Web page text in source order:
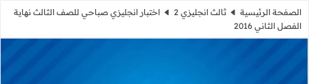
الصفحة الرئيسية ثالث انجليزي 2
اختبار انجليزي صباحي للصف الثالث نهاية
الفصل الثاني 2016